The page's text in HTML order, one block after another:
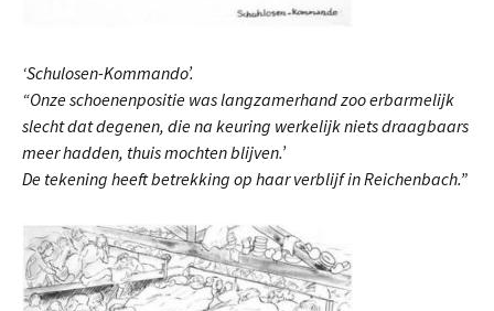
‘Schulosen-Kommando’.
“Onze schoenenpositie was langzamerhand zoo erbarmelijk
slecht dat degenen, die na keuring werkelijk niets draagbaars
meer hadden, thuis mochten blijven.’
De tekening heeft betrekking op haar verblijf in Reichenbach.”